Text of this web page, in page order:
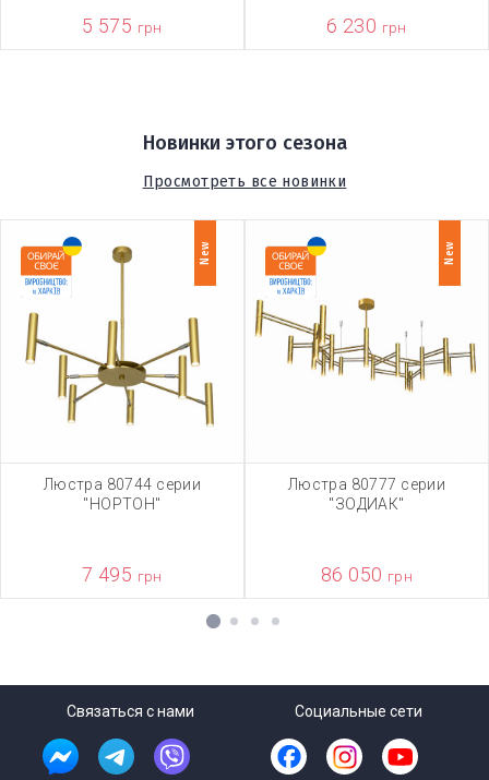
5 575 грн 6 230 грн
Новинки этого сезона
Просмотреть все новинки
New
Люстра 80744 серии
"НОРТОН"
7 495 грн
New
Люстра 80777 серии
"ЗОДИАК"
86 050 грн
1 2 3 4
Связаться с нами Социальные сети